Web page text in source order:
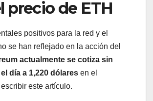
precio de ETH
positivos para la red y el
se han reflejado en la acción del
actualmente se cotiza sin
día a 1,220 dólares en el
este artículo.